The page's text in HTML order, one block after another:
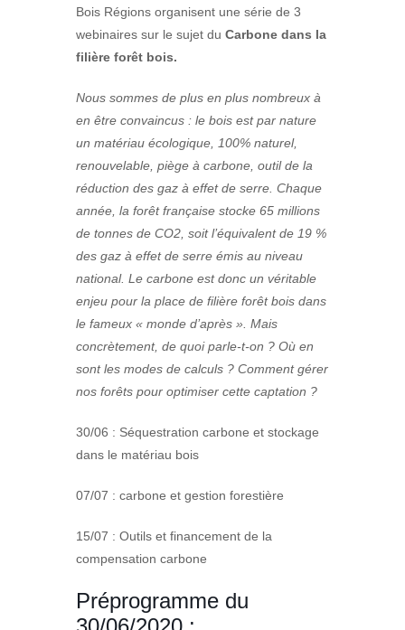
Bois Régions organisent une série de 3
webinaires sur le sujet du Carbone dans la
filière forêt bois.
Nous sommes de plus en plus nombreux à
en être convaincus : le bois est par nature
un matériau écologique, 100% naturel,
renouvelable, piège à carbone, outil de la
réduction des gaz à effet de serre. Chaque
année, la forêt française stocke 65 millions
de tonnes de CO2, soit l’équivalent de 19 %
des gaz à effet de serre émis au niveau
national. Le carbone est donc un véritable
enjeu pour la place de filière forêt bois dans
le fameux « monde d’après ». Mais
concrètement, de quoi parle-t-on ? Où en
sont les modes de calculs ? Comment gérer
nos forêts pour optimiser cette captation ?
30/06 : Séquestration carbone et stockage
dans le matériau bois
07/07 : carbone et gestion forestière
15/07 : Outils et financement de la
compensation carbone
Préprogramme du